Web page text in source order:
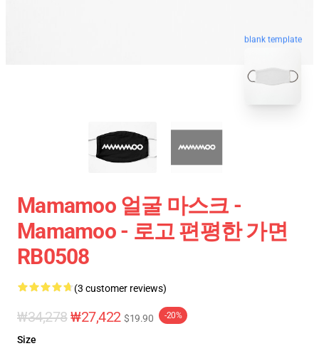
blank template
Mamamoo 얼굴 마스크 -
Mamamoo - 로고 편평한 가면
RB0508
(3 customer reviews)
₩34,278₩27,422 $19.90 -20%
Size